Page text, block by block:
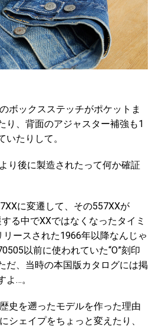
ボックスステッチがポケットま
り、背面のアジャスター補強も1
たりして。
り後に製造されたって何か確証
に変遷して、その557XXが
る中でXXではなくなったタイミ
ースされた1966年以降なんじゃ
以前に使われていた“O”刻印
だ、当時の本国版カタログには掲
よ…。
史を遡ったモデルを作った理由
シェイプをちょっと変えたり、